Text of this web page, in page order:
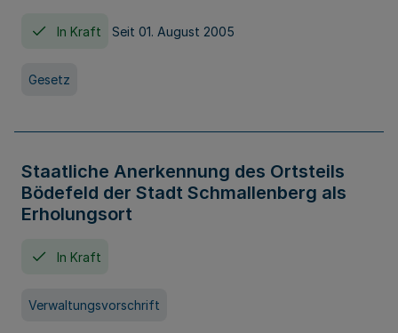
In Kraft Seit 01. August 2005
Gesetz
Staatliche Anerkennung des Ortsteils
Bödefeld der Stadt Schmallenberg als
Erholungsort
In Kraft
Verwaltungsvorschrift